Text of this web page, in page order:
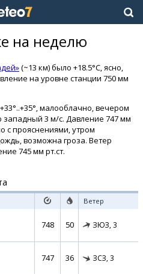
на неделю
(~13 км) было +18.5°C, ясно,
на уровне станции 750 мм
малооблачно, вечером
западный 3 м/с. Давление 747 мм
с прояснениями, утром
возможна гроза. Ветер
745 мм рт.ст.
Ветер
748 50 ЗЮЗ, 3
747 36 ЗСЗ, 3